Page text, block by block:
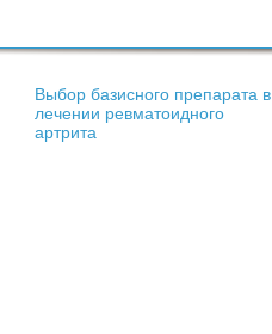
Выбор базисного препарата в
лечении ревматоидного
артрита